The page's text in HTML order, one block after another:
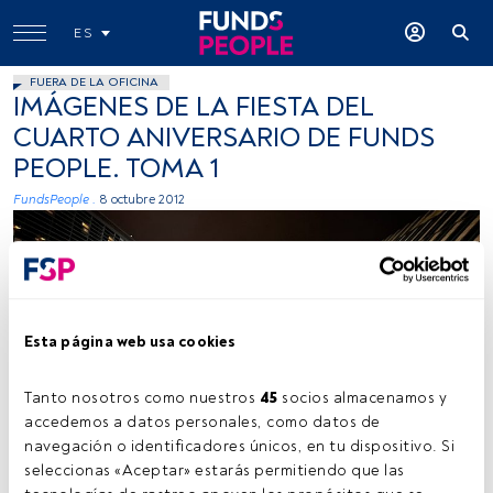
Esta página web usa cookies
Tanto nosotros como nuestros 45 socios almacenamos y
accedemos a datos personales, como datos de
navegación o identificadores únicos, en tu dispositivo. Si
seleccionas «Aceptar» estarás permitiendo que las
ES
FUERA DE LA OFICINA
IMÁGENES DE LA FIESTA DEL
CUARTO ANIVERSARIO DE FUNDS
PEOPLE. TOMA 1
FundsPeople . 8 octubre 2012
Tiempo lectura: 10 s.